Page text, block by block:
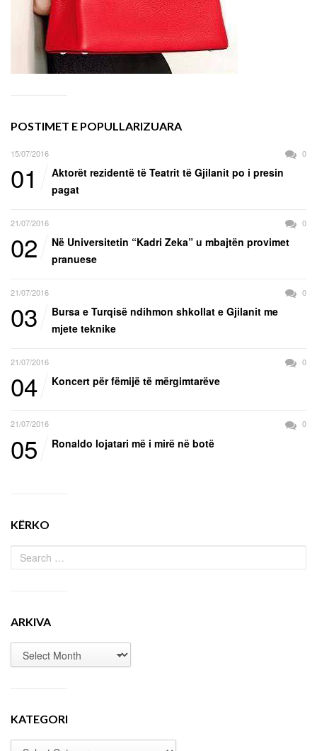
POSTIMET E POPULLARIZUARA
15/07/2016 0
01
Aktorët rezidentë të Teatrit të Gjilanit po i presin
pagat
21/07/2016 0
02
Në Universitetin “Kadri Zeka” u mbajtën provimet
pranuese
21/07/2016 0
03
Bursa e Turqisë ndihmon shkollat e Gjilanit me
mjete teknike
21/07/2016 0
04 Koncert për fëmijë të mërgimtarëve
21/07/2016 0
05 Ronaldo lojatari më i mirë në botë
KËRKO
ARKIVA
KATEGORI